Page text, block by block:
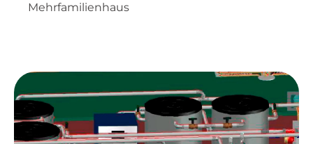
Mehrfamilienhaus